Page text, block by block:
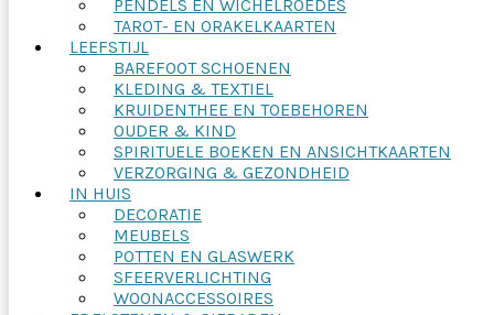
PENDELS EN WICHELROEDES
TAROT- EN ORAKELKAARTEN
LEEFSTIJL
BAREFOOT SCHOENEN
KLEDING & TEXTIEL
KRUIDENTHEE EN TOEBEHOREN
OUDER & KIND
SPIRITUELE BOEKEN EN ANSICHTKAARTEN
VERZORGING & GEZONDHEID
IN HUIS
DECORATIE
MEUBELS
POTTEN EN GLASWERK
SFEERVERLICHTING
WOONACCESSOIRES